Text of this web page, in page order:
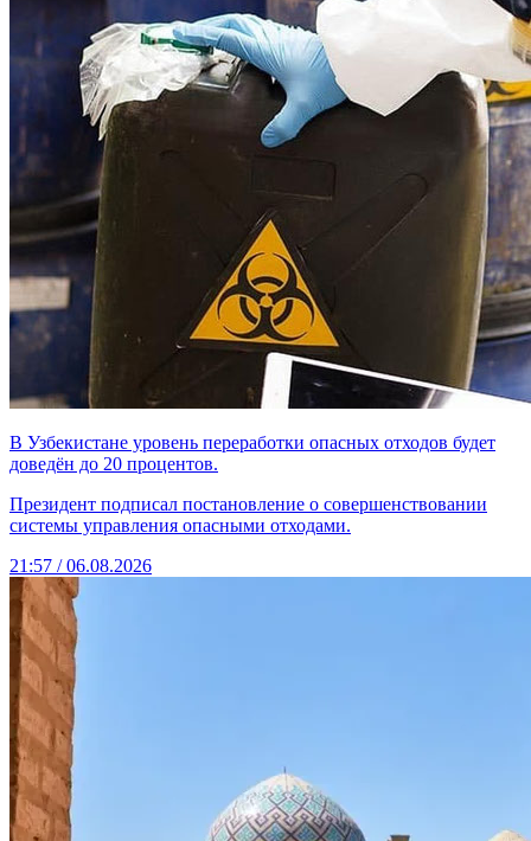
В Узбекистане уровень переработки опасных отходов будет
доведён до 20 процентов.
Президент подписал постановление о совершенствовании
системы управления опасными отходами.
21:57 / 06.08.2026